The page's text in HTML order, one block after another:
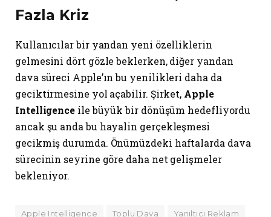
Fazla Kriz
Kullanıcılar bir yandan yeni özelliklerin
gelmesini dört gözle beklerken, diğer yandan
dava süreci Apple’ın bu yenilikleri daha da
geciktirmesine yol açabilir. Şirket, Apple
Intelligence ile büyük bir dönüşüm hedefliyordu
ancak şu anda bu hayalin gerçekleşmesi
gecikmiş durumda. Önümüzdeki haftalarda dava
sürecinin seyrine göre daha net gelişmeler
bekleniyor.
Apple Intelligence Toplu Dava
Yanıltıcı Reklam